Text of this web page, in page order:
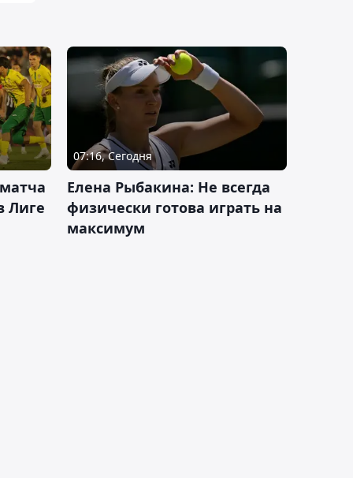
Лиге
07:16, Сегодня
Елена Рыбакина: Не всегда
физически готова играть на
максимум